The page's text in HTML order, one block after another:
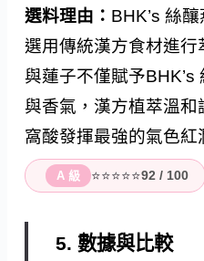
選料理由： BHK’s 絲
選用傳統漢方食材進
與蓮子不僅賦予
與香氣，漢方植萃溫
窩酸發揮最強的氣色紅
A 級 ⭐⭐⭐⭐⭐92 / 100
5. 數據與比較